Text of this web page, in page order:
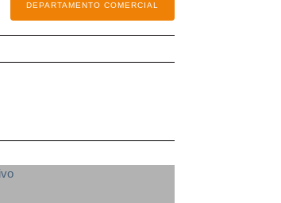
DEPARTAMENTO COMERCIAL